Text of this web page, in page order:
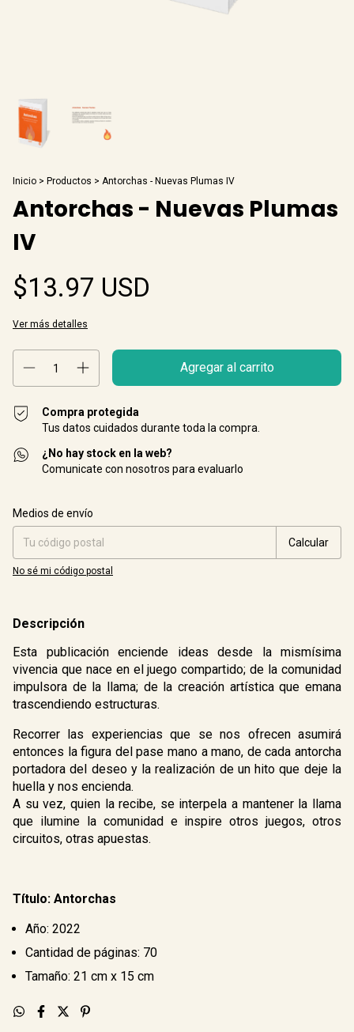
Inicio > Productos > Antorchas - Nuevas Plumas IV
Antorchas - Nuevas Plumas
IV
$13.97 USD
Ver más detalles
Compra protegida
Tus datos cuidados durante toda la compra.
¿No hay stock en la web?
Comunicate con nosotros para evaluarlo
Entregas para el CP:
Medios de envío
Calcular
No sé mi código postal
Descripción
Esta publicación enciende ideas desde la mismísima
vivencia que nace en el juego compartido; de la comunidad
impulsora de la llama; de la creación artística que emana
trascendiendo estructuras.
Recorrer las experiencias que se nos ofrecen asumirá
entonces la figura del pase mano a mano, de cada antorcha
portadora del deseo y la realización de un hito que deje la
huella y nos encienda.
A su vez, quien la recibe, se interpela a mantener la llama
que ilumine la comunidad e inspire otros juegos, otros
circuitos, otras apuestas.
Título: Antorchas
Año: 2022
Cantidad de páginas: 70
Tamaño: 21 cm x 15 cm